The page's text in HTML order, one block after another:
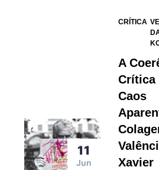
11
Jun
CRÍTICA
A
Crítica
Caos
Xavier